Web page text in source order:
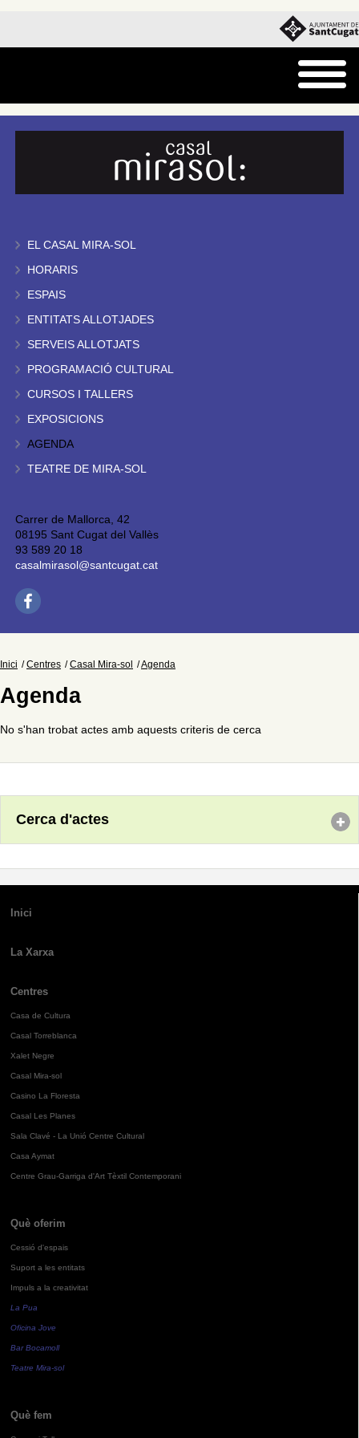
EL CASAL MIRA-SOL
HORARIS
ESPAIS
ENTITATS ALLOTJADES
SERVEIS ALLOTJATS
PROGRAMACIÓ CULTURAL
CURSOS I TALLERS
EXPOSICIONS
AGENDA
TEATRE DE MIRA-SOL
Carrer de Mallorca, 42
08195 Sant Cugat del Vallès
93 589 20 18
casalmirasol@santcugat.cat
Inici Centres Casal Mira-sol Agenda
Agenda
No s'han trobat actes amb aquests criteris de cerca
Cerca d'actes
Inici
La Xarxa
Centres
Casa de Cultura
Casal Torreblanca
Xalet Negre
Casal Mira-sol
Casino La Floresta
Casal Les Planes
Sala Clavé - La Unió Centre Cultural
Casa Aymat
Centre Grau-Garriga d'Art Tèxtil Contemporani
Què oferim
Cessió d'espais
Suport a les entitats
Impuls a la creativitat
La Pua
Oficina Jove
Bar Bocamoll
Teatre Mira-sol
Què fem